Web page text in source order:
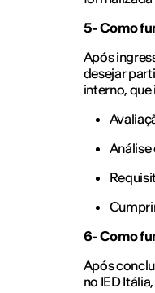
5- Como
Após
desejar
interno, que
6- Como
Após
no IED